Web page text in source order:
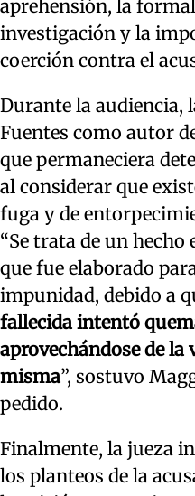
aprehensión, la
investigación y la
coerción contra el
Durante la audiencia,
Fuentes como autor
que permaneciera
al considerar que
fuga y de
“Se trata de un
que fue elaborado
impunidad, debido a
fallecida intentó
aprovechándose de
misma”, sostuvo
pedido.
Finalmente, la jueza
los planteos de la